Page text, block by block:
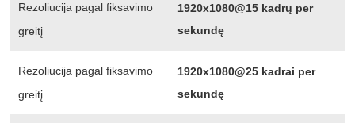
Rezoliucija pagal fiksavimo
greitį
1920x1080@15 kadrų per
sekundę
Rezoliucija pagal fiksavimo
greitį
1920x1080@25 kadrai per
sekundę